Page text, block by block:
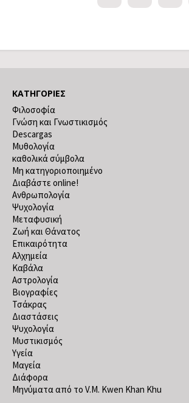
ΚΑΤΗΓΟΡΊΕΣ
Φιλοσοφία
Γνώση και Γνωστικισμός
Descargas
Μυθολογία
καθολικά σύμβολα
Μη κατηγοριοποιημένο
Διαβάστε online!
Ανθρωπολογία
Ψυχολογία
Μεταφυσική
Ζωή και Θάνατος
Επικαιρότητα
Αλχημεία
Καβάλα
Αστρολογία
Βιογραφίες
Τσάκρας
Διαστάσεις
Ψυχολογία
Μυστικισμός
Υγεία
Μαγεία
Διάφορα
Μηνύματα από το V.M. Kwen Khan Khu